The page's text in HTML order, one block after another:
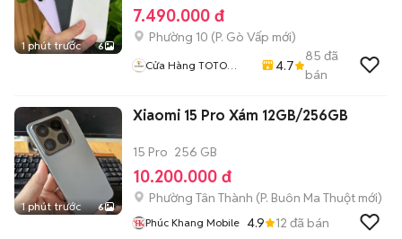
1 phút trước 6
7.490.000 đ
Phường 10 (P. Gò Vấp mới)
Cửa Hàng TOTO
4.7
85 đã
bán
1 phút trước 6
Xiaomi 15 Pro Xám 12GB/256GB
15 Pro 256 GB
10.200.000 đ
Phường Tân Thành (P. Buôn Ma Thuột mới)
Phúc Khang Mobile 4.9 12 đã bán